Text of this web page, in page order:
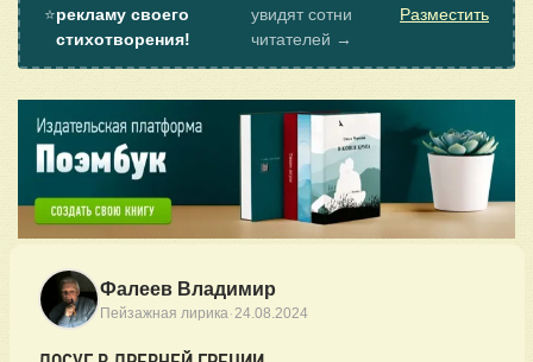
⭐рекламу своего
стихотворения!
увидят сотни
читателей →
Разместить
Фалеев Владимир
Пейзажная лирика·24.08.2024